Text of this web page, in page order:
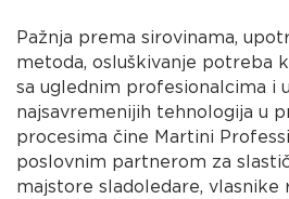
Pažnja prema sirovinama,
metoda, osluškivanje potreba
sa uglednim profesionalcima i
najsavremenijih tehnologija u
procesima čine Martini
poslovnim partnerom za
majstore sladoledare, vlasnike